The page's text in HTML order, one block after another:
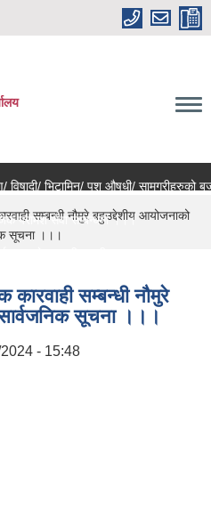
भिटामिन/ पशु औषधी/ सामग्रीहरुको
सेवा सम्बन्धमा ।।।
सम्बन्धी नौमुरे बहुउद्देशीय आयोजनाको
सूचना ।।।
कारवाही सम्बन्धी नौमुरे
सूचना ।।।
- 15:48